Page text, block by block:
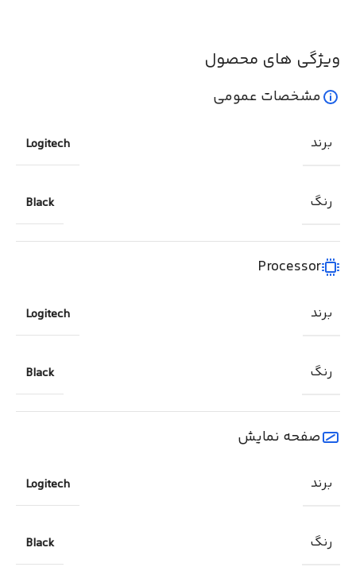
ویژگی های محصول
مشخصات عمومی
برند Logitech
رنگ Black
Processor
برند Logitech
رنگ Black
صفحه نمایش
برند Logitech
رنگ Black